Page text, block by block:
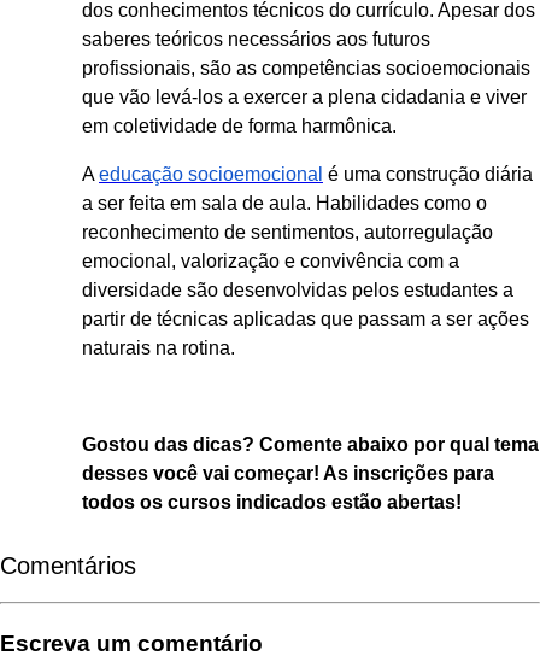
dos conhecimentos técnicos do currículo. Apesar dos
saberes teóricos necessários aos futuros
profissionais, são as competências socioemocionais
que vão levá-los a exercer a plena cidadania e viver
em coletividade de forma harmônica.
Aeducação socioemocional é uma construção diária
a ser feita em sala de aula. Habilidades como o
reconhecimento de sentimentos, autorregulação
emocional, valorização e convivência com a
diversidade são desenvolvidas pelos estudantes a
partir de técnicas aplicadas que passam a ser ações
naturais na rotina.
Gostou das dicas? Comente abaixo por qual tema
desses você vai começar! As inscrições para
todos os cursos indicados estão abertas!
Comentários
Escreva um comentário